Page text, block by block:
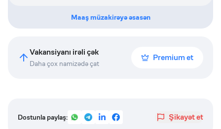
Maaş müzakirəyə əsasən
Vakansiyanı irəli çək
Daha çox namizədə çat
Premium et
Dostunla paylaş: Şikayət et